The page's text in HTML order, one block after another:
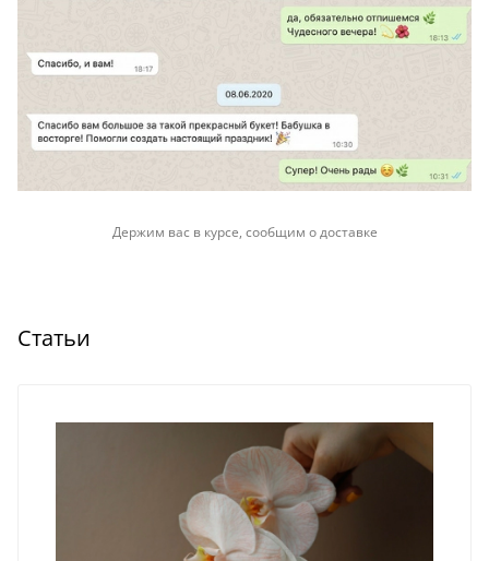
Держим вас в курсе, сообщим о доставке
Статьи